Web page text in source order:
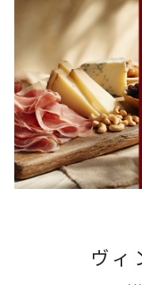
ヴィ